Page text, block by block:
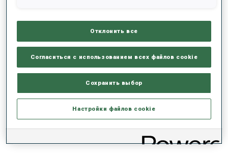
ДАННЫХ НЕТ
КОМАНДА КУБКА СРЕДИ ЮНИОРОВ (CZE)
МУЖЧИНЫ
Отклонить все
Согласиться с использованием всех файлов cookie
Сохранить выбор
Настройки файлов cookie